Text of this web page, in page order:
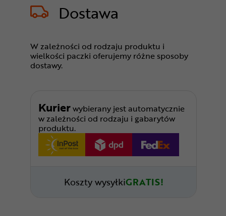
Dostawa
W zależności od rodzaju produktu i
wielkości paczki oferujemy różne sposoby
dostawy.
Kurierwybierany jest automatycznie
w zależności od rodzaju i gabarytów
produktu.
Koszty wysyłkiGRATIS!